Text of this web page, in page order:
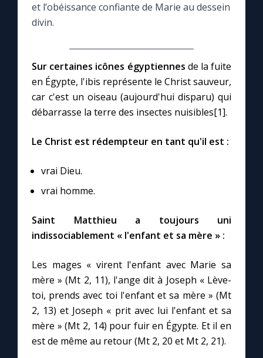
Questions-réponses
Prier au quotidien
Avec Thérèse de Lisieux
L'Évangile chaque jour
Les premiers samedis du mois
Marie qui défait les nœuds
Mes intentions de prière
Une Minute avec Marie
Une neuvaine
et l’obéissance confiante de Marie au dessein
divin.
Sur certaines icônes égyptiennes de la fuite
en Égypte, l'ibis représente le Christ sauveur,
car c'est un oiseau (aujourd'hui disparu) qui
débarrasse la terre des insectes nuisibles[1].
Le Christ est rédempteur en tant qu'il est :
vrai Dieu.
vrai homme.
Saint Matthieu a toujours uni
indissociablement « l'enfant et sa mère » :
Les mages « virent l'enfant avec Marie sa
mère » (Mt 2, 11), l'ange dit à Joseph « Lève-
toi, prends avec toi l'enfant et sa mère » (Mt
2, 13) et Joseph « prit avec lui l'enfant et sa
mère » (Mt 2, 14) pour fuir en Égypte. Et il en
est de même au retour (Mt 2, 20 et Mt 2, 21).